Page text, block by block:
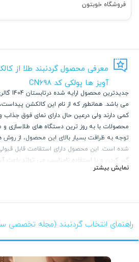
فروشگاه خوبتون
معرفی محصول گردنبند طلا از
آویز ها پولکی کد CN698
می باشد. همانطور که از نام این کالکشن
کمی دارند ولی درعین حال دارای نمای فوق
محصولات با به روز ترین دستگاه های طلاسازی
توجه به ظرافت بسیار بالای این محصول، از روش
شده است. این محصول دارای استقامت قابل
گیر کردن و یا استفاده نامناسب می تواند باعث
محصول شود.
نمایش بیشتر
راهنمای انتخاب گردنبند (مجله تخصصی